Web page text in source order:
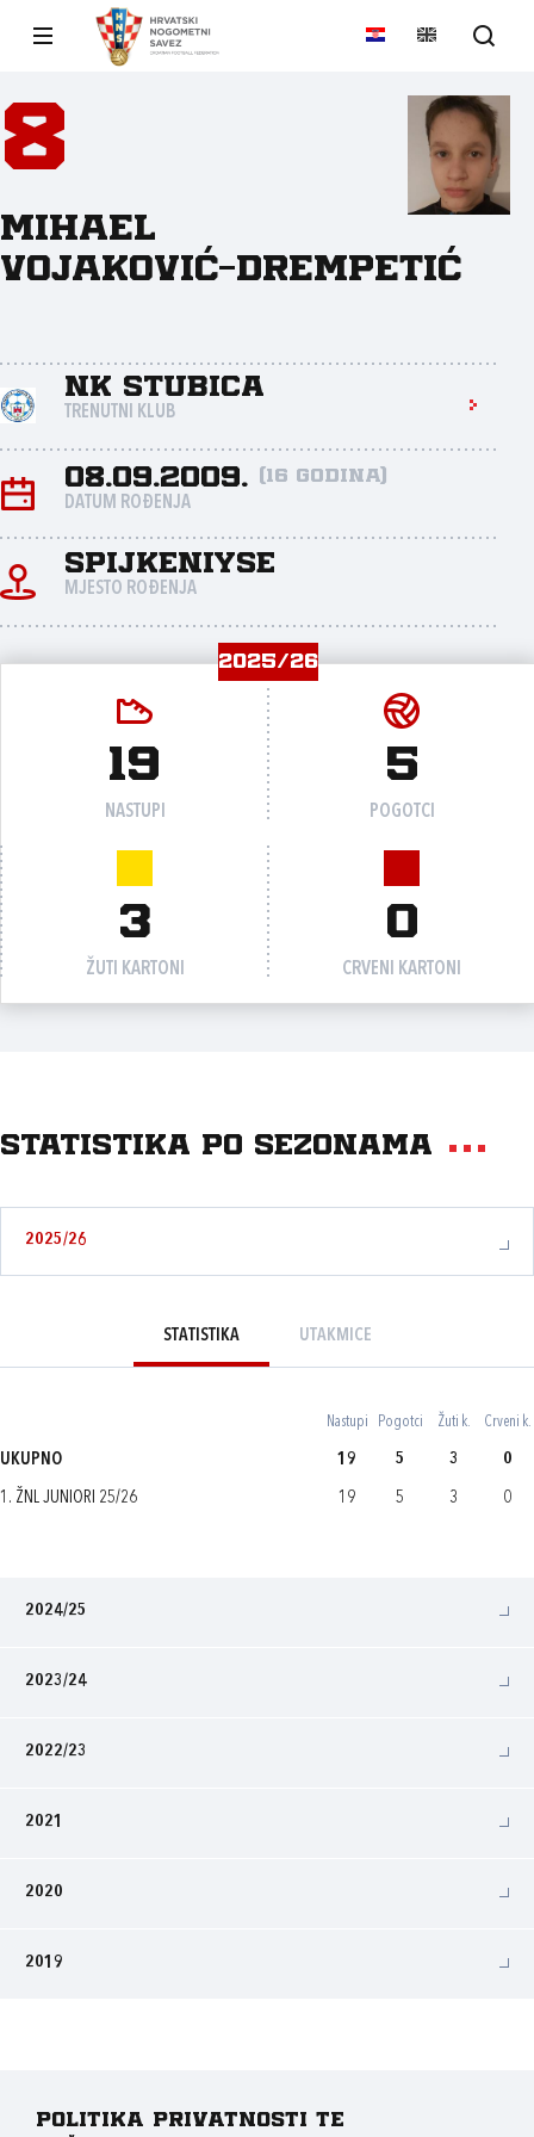
8
Mihael
Vojaković-Drempetić
NK Stubica
TRENUTNI KLUB
08.09.2009. (16 godina)
DATUM ROĐENJA
Spijkeniyse
MJESTO ROĐENJA
2025/26
19
NASTUPI
5
POGOTCI
3
ŽUTI KARTONI
0
CRVENI KARTONI
Statistika po sezonama
2025/26
STATISTIKA UTAKMICE
Nastupi Pogotci Žuti k. Crveni k.
UKUPNO 19 5 3 0
1. ŽNL JUNIORI 25/26 19 5 3 0
2024/25
2023/24
2022/23
2021
2020
2019
Politika privatnosti te